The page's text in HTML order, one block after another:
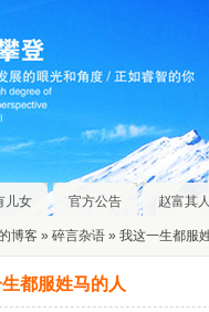
儿女 官方公告 赵富其
博客 » 碎言杂语 » 我这一生都服
都服姓马的人